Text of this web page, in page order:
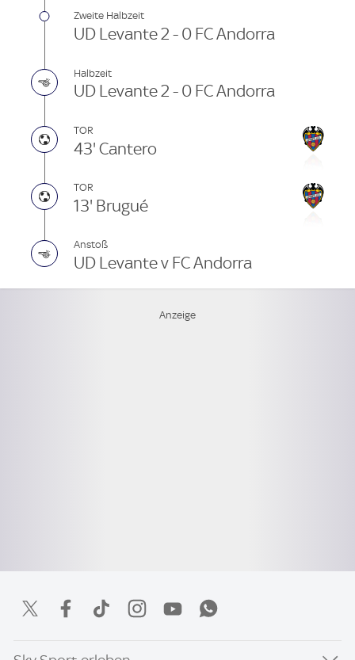
Zweite Halbzeit
UD Levante 2 - 0 FC Andorra
Halbzeit
UD Levante 2 - 0 FC Andorra
TOR
43' Cantero
TOR
13' Brugué
Anstoß
UD Levante v FC Andorra